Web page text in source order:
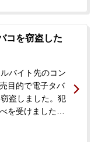
したが、その際
した。しかし、
ました。逮捕の
親が、今後の対
事務所に来所さ
コを窃盗した
バイト先のコン
目的で電子タバ
盗しました。犯
を受けました
分に不安を感じ